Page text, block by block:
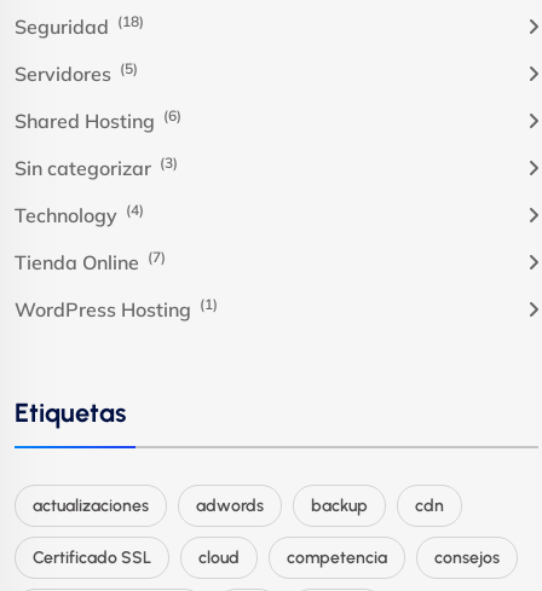
Seguridad (18)
Servidores (5)
Shared Hosting (6)
Sin categorizar (3)
Technology (4)
Tienda Online (7)
WordPress Hosting (1)
Etiquetas
actualizaciones adwords backup cdn
Certificado SSL cloud competencia consejos